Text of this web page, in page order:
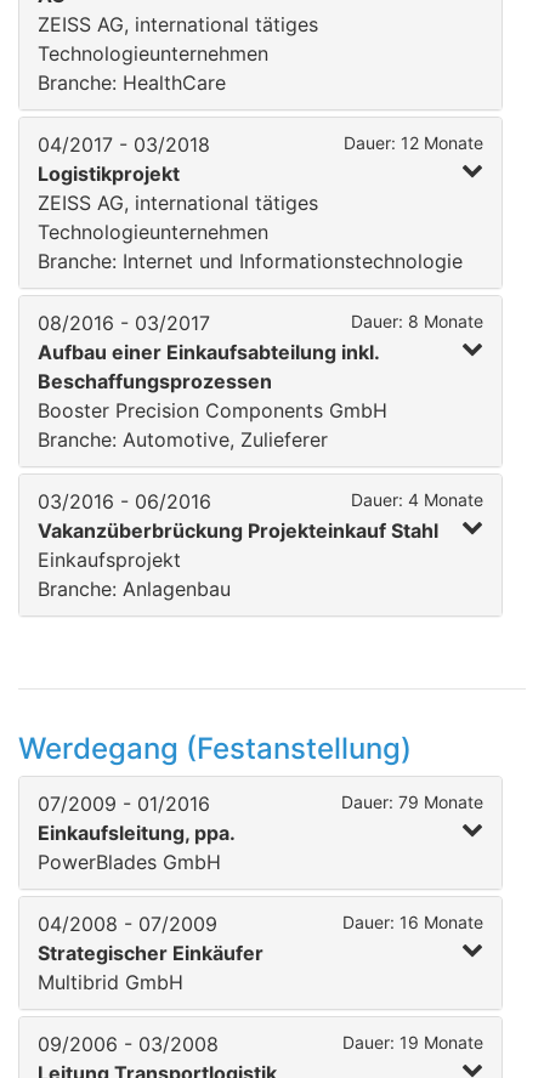
ZEISS AG, international tätiges
Technologieunternehmen
Branche: HealthCare
04/2017 - 03/2018 Dauer: 12 Monate
Logistikprojekt
ZEISS AG, international tätiges
Technologieunternehmen
Branche: Internet und Informationstechnologie
08/2016 - 03/2017 Dauer: 8 Monate
Aufbau einer Einkaufsabteilung inkl.
Beschaffungsprozessen
Booster Precision Components GmbH
Branche: Automotive, Zulieferer
03/2016 - 06/2016 Dauer: 4 Monate
Vakanzüberbrückung Projekteinkauf Stahl
Einkaufsprojekt
Branche: Anlagenbau
Werdegang (Festanstellung)
07/2009 - 01/2016 Dauer: 79 Monate
Einkaufsleitung, ppa.
PowerBlades GmbH
04/2008 - 07/2009 Dauer: 16 Monate
Strategischer Einkäufer
Multibrid GmbH
09/2006 - 03/2008 Dauer: 19 Monate
Leitung Transportlogistik